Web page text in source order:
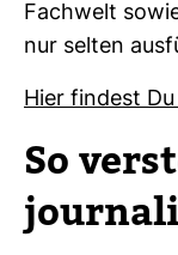
Fach­welt
nur selten
Hier fin­dest
So